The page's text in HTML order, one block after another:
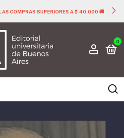
COMPRAS SUPERIORES A $ 40.000 🚚
0